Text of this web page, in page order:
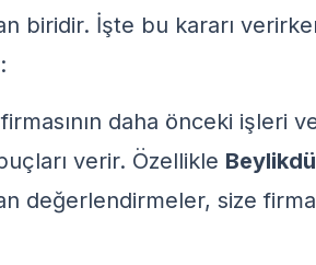
biridir. İşte bu kararı
daha önceki işleri
verir. Özellikle
değerlendirmeler, size